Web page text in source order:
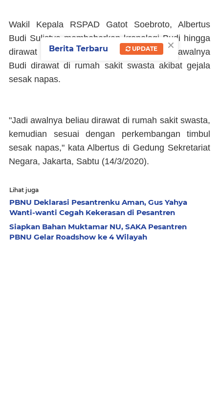
Wakil Kepala RSPAD Gatot Soebroto, Albertus
Budi Sulistya membeberkan kronologi Budi hingga
dirawat di RSPAD. Albertus mengatakan awalnya
Budi dirawat di rumah sakit swasta akibat gejala
sesak napas.
"Jadi awalnya beliau dirawat di rumah sakit swasta,
kemudian sesuai dengan perkembangan timbul
sesak napas," kata Albertus di Gedung Sekretariat
Negara, Jakarta, Sabtu (14/3/2020).
Lihat juga
PBNU Deklarasi Pesantrenku Aman, Gus Yahya
Wanti-wanti Cegah Kekerasan di Pesantren
Siapkan Bahan Muktamar NU, SAKA Pesantren
PBNU Gelar Roadshow ke 4 Wilayah
×
Berita Terbaru UPDATE